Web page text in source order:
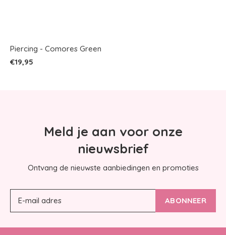
Piercing - Comores Green
€19,95
Meld je aan voor onze
nieuwsbrief
Ontvang de nieuwste aanbiedingen en promoties
ABONNEER